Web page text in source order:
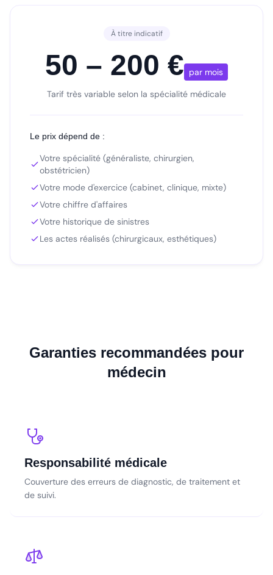
À titre indicatif
50 – 200 € par mois
Tarif très variable selon la spécialité médicale
Le prix dépend de :
Votre spécialité (généraliste, chirurgien,
obstétricien)
Votre mode d'exercice (cabinet, clinique, mixte)
Votre chiffre d'affaires
Votre historique de sinistres
Les actes réalisés (chirurgicaux, esthétiques)
Garanties recommandées pour
médecin
Responsabilité médicale
Couverture des erreurs de diagnostic, de traitement et
de suivi.